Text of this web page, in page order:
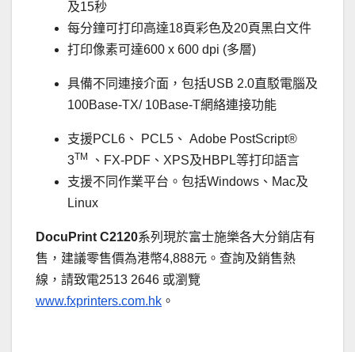
及15秒
每分鐘可打印高達18頁彩色及20頁黑白文件
打印像素可達600 x 600 dpi (多層)
具備不同連接介面，包括USB 2.0直駁電腦及
100Base-TX/ 10Base-T網絡連接功能
支援PCL6、 PCL5、 Adobe PostScript®
3TM
、FX-PDF、XPS及HBPL等打印語言
支援不同作業平台。包括Windows、Mac及
Linux
DocuPrint C2120系列現於富士施樂各大分銷店有
售，建議零售價為港幣4,888元。查詢及銷售熱
線，請致電2513 2646 或瀏覽
www.fxprinters.com.hk 。